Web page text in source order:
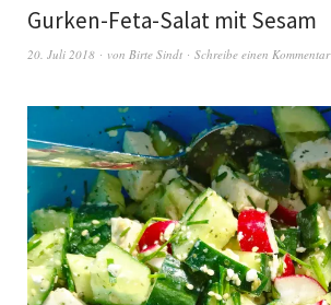
Gurken-Feta-Salat mit Sesam
20. Juli 2018 von Birte Sindt Schreibe einen Kommentar